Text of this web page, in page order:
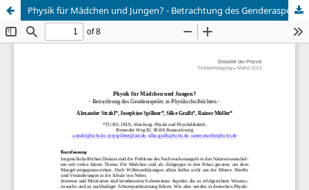
Physik für Mädchen und Jungen? - Betrachtung des Genderaspekts in Physikschulbüchern